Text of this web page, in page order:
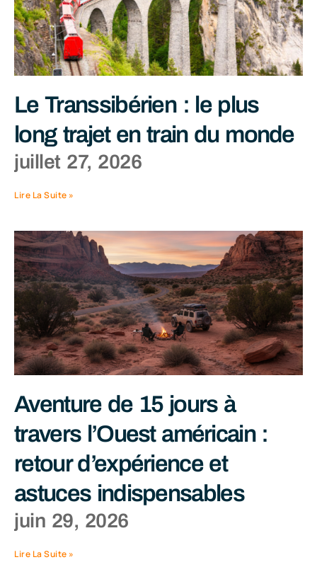
Le Transsibérien : le plus
long trajet en train du monde
juillet 27, 2026
Lire La Suite »
Aventure de 15 jours à
travers l’Ouest américain :
retour d’expérience et
astuces indispensables
juin 29, 2026
Lire La Suite »